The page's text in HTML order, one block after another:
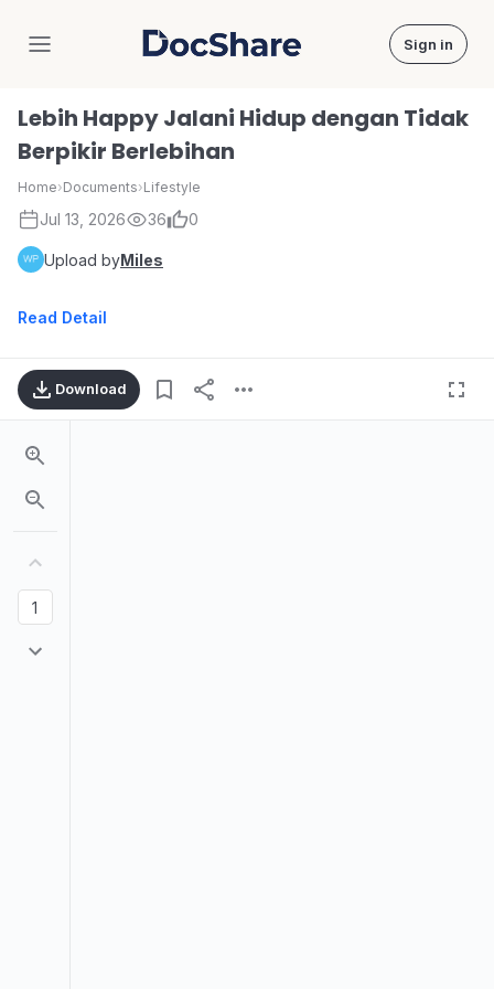
DocShare Sign in
Lebih Happy Jalani Hidup dengan Tidak
Berpikir Berlebihan
Home›Documents›Lifestyle
Jul 13, 2026 36 0
Upload byMiles
Read Detail
Download